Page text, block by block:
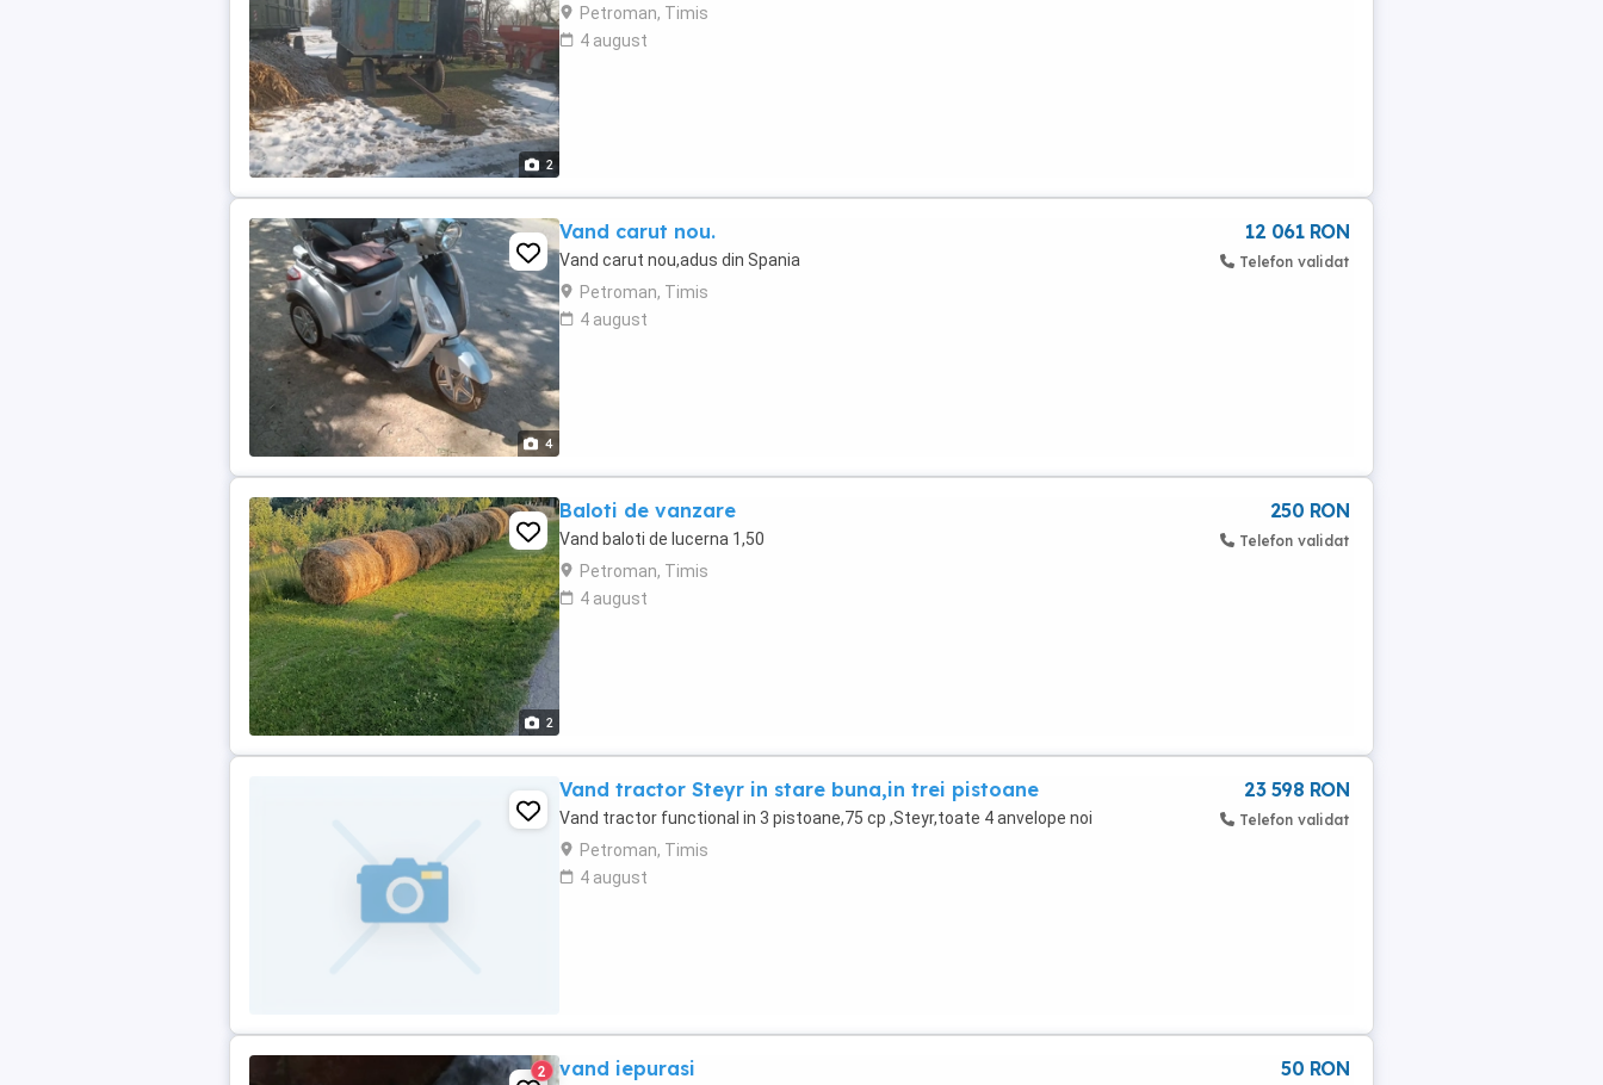
2
Petroman, Timis
4 august
4
Vand carut nou.
Vand carut nou,adus din Spania
Petroman, Timis
4 august
12 061 RON
Telefon validat
2
Baloti de vanzare
Vand baloti de lucerna 1,50
Petroman, Timis
4 august
250 RON
Telefon validat
Vand tractor Steyr in stare buna,in trei pistoane
Vand tractor functional in 3 pistoane,75 cp ,Steyr,toate 4 anvelope noi
Petroman, Timis
4 august
23 598 RON
Telefon validat
2 vand iepurasi 50 RON